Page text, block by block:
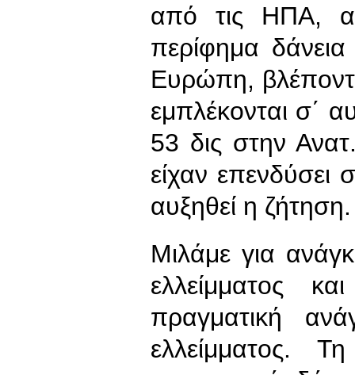
από τις ΗΠΑ,
περίφημα
Ευρώπη,
εμπλέκονται σ΄
53 δις στην
είχαν επενδύσει
αυξηθεί η ζήτηση.
Μιλάμε για
ελλείμματος
πραγματική
ελλείμματος.